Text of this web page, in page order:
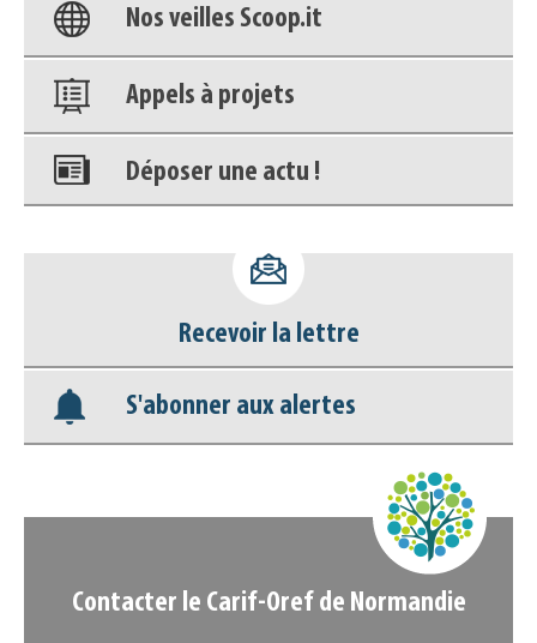
Nos veilles Scoop.it
Appels à projets
Déposer une actu !
déconnecter)
Base documentaire
Nos veilles Scoop.it
Recevoir la lettre
S'abonner aux alertes
Contacter le Carif-Oref de Normandie